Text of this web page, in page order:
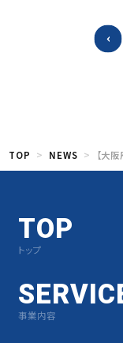
TOP NEWS 【大
TOP
トップ
事業内容